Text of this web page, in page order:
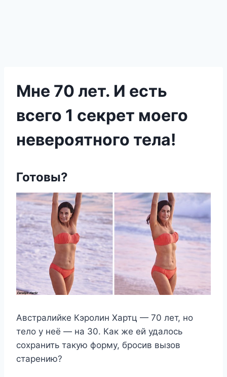
Мне 70 лет. И есть
всего 1 секрет моего
невероятного тела!
Готовы?
Австралийке Кэролин Хартц — 70 лет, но
тело у неё — на 30. Как же ей удалось
сохранить такую форму, бросив вызов
старению?